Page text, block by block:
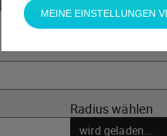
Radius wählen
wird geladen...
MEINE EINSTELLUNGEN